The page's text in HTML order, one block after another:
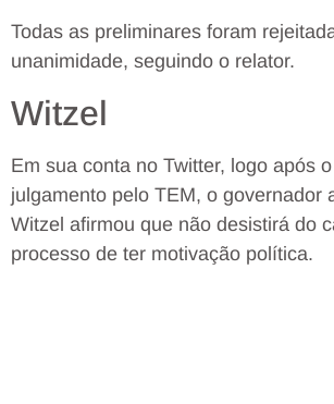
Todas as preliminares foram
unanimidade, seguindo o relator.
Witzel
Em sua conta no Twitter, logo após
julgamento pelo TEM, o governador
Witzel afirmou que não desistirá do
processo de ter motivação política.